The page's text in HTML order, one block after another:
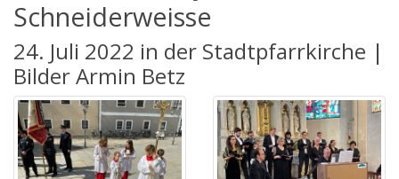
Schneiderweisse
24. Juli 2022 in der Stadtpfarrkirche |
Bilder Armin Betz